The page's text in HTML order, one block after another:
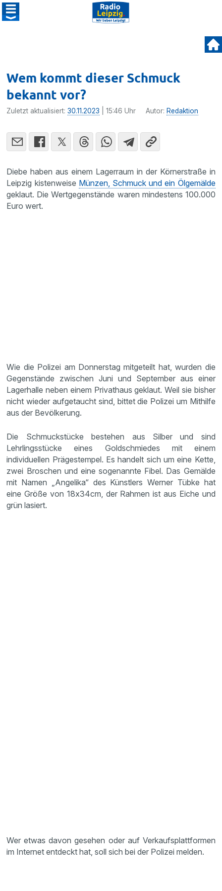
Wem kommt dieser Schmuck
bekannt vor?
Zuletzt aktualisiert:30.11.2023 | 15:46 Uhr Autor: Redaktion
Diebe haben aus einem Lagerraum in der Körnerstraße in
Leipzig kistenweise Münzen, Schmuck und ein Ölgemälde
geklaut. Die Wertgegenstände waren mindestens 100.000
Euro wert.
Wie die Polizei am Donnerstag mitgeteilt hat, wurden die
Gegenstände zwischen Juni und September aus einer
Lagerhalle neben einem Privathaus geklaut. Weil sie bisher
nicht wieder aufgetaucht sind, bittet die Polizei um Mithilfe
aus der Bevölkerung.
Die Schmuckstücke bestehen aus Silber und sind
Lehrlingsstücke eines Goldschmiedes mit einem
individuellen Prägestempel. Es handelt sich um eine Kette,
zwei Broschen und eine sogenannte Fibel. Das Gemälde
mit Namen „Angelika“ des Künstlers Werner Tübke hat
eine Größe von 18x34cm, der Rahmen ist aus Eiche und
grün lasiert.
Wer etwas davon gesehen oder auf Verkaufsplattformen
im Internet entdeckt hat, soll sich bei der Polizei melden.